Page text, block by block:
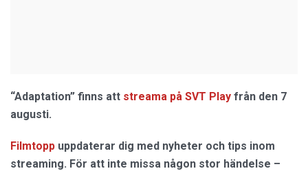
“Adaptation” finns att streama på SVT Play från den 7
augusti.
Filmtopp uppdaterar dig med nyheter och tips inom
streaming. För att inte missa någon stor händelse –